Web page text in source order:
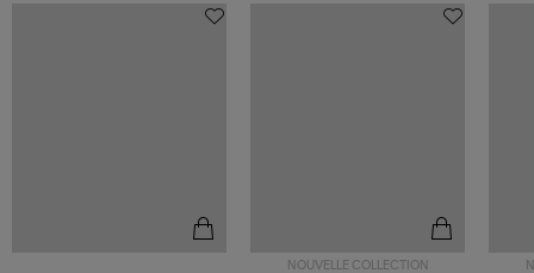
NOUVELLE COLLECTION